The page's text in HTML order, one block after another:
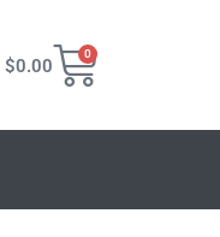
$0.00
0
Carrito